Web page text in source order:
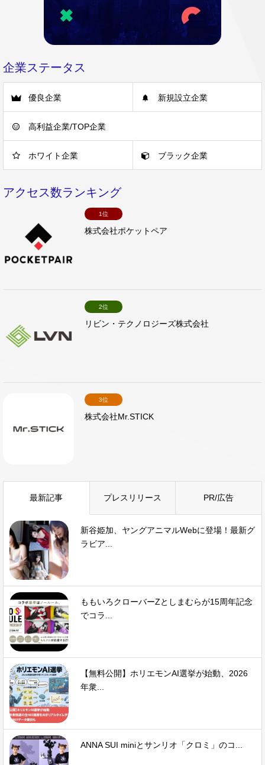
企業ステータス
優良企業 新規設立企業
高利益企業/TOP企業
ホワイト企業 ブラック企業
アクセス数ランキング
1位
株式会社ポケットペア
2位
リビン・テクノロジーズ株式会社
3位
株式会社Mr.STICK
最新記事 プレスリリース PR/広告
新谷姫加、ヤングアニマルWebに登場！最新グ
ラビア...
ももいろクローバーZとしまむらが15周年記念
でコラ...
【無料公開】ホリエモンAI選挙が始動、2026
年衆...
ANNA SUI miniとサンリオ「クロミ」のコ...